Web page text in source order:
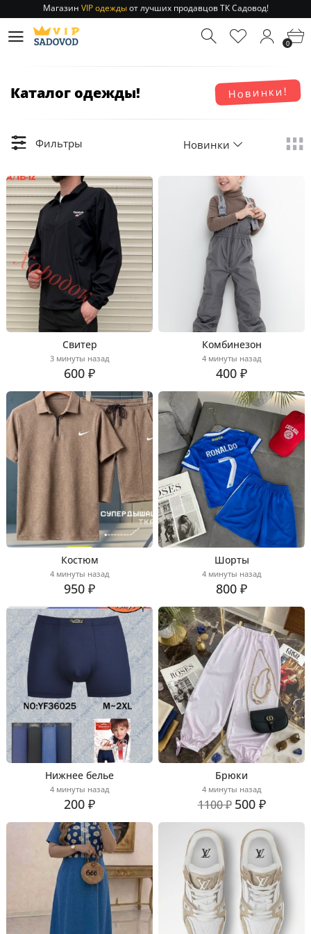
Отправление заказа 1-3 дняпо РФ и МСК!
Магазин
от лучших продавцов ТК Садовод!
0
Новинки!
Каталог одежды!
Фильтры Новинки
Свитер
3 минуты назад
600 ₽
Комбинезон
4 минуты назад
400 ₽
Костюм
4 минуты назад
950 ₽
Шорты
4 минуты назад
800 ₽
Нижнее белье
4 минуты назад
200 ₽
Брюки
4 минуты назад
1100 ₽ 500 ₽